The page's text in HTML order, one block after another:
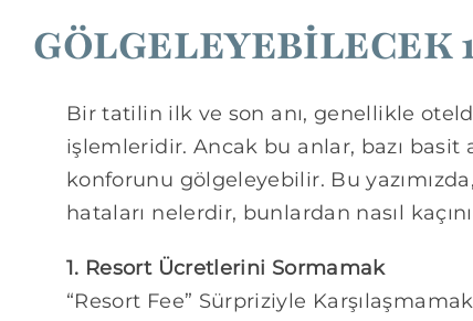
GÖLGELEYEBİLECEK
Bir tatilin ilk ve son anı, genellikle
işlemleridir. Ancak bu anlar, bazı
konforunu gölgeleyebilir. Bu
hataları nelerdir, bunlardan nasıl
1. Resort Ücretlerini Sormamak
“Resort Fee” Sürpriziyle